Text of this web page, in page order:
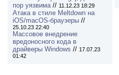
пор уязвима// 11.12.23 18:29
Атака в стиле Meltdown на
iOS/macOS-браузеры //
25.10.23 22:40
Массовое внедрение
вредоносного кода в
драйверы Windows // 17.07.23
01:42